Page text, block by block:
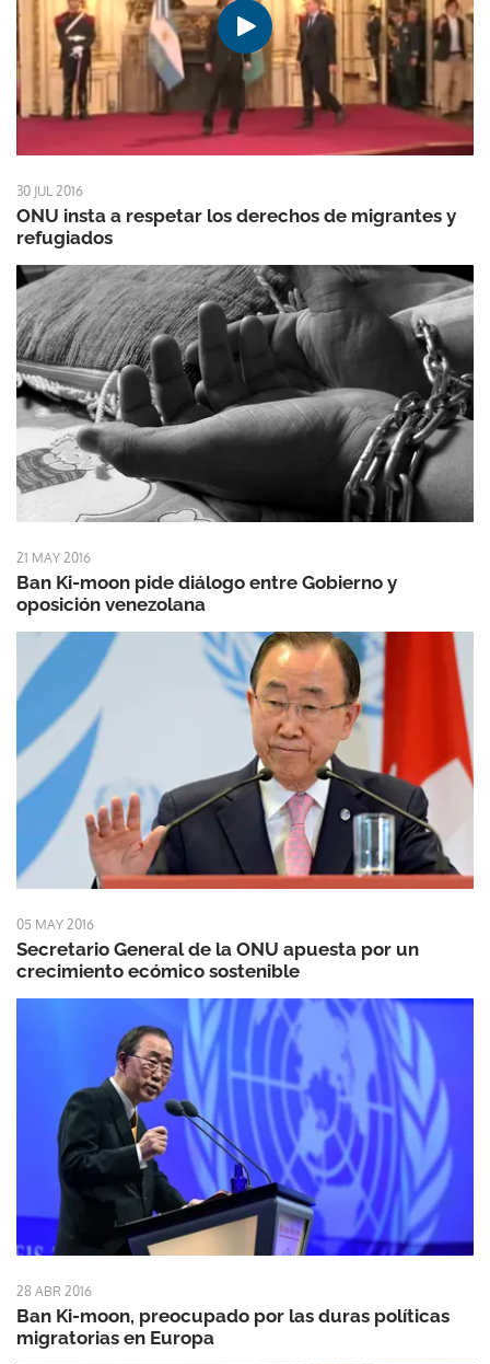
30 JUL 2016
ONU insta a respetar los derechos de migrantes y
refugiados
21 MAY 2016
Ban Ki-moon pide diálogo entre Gobierno y
oposición venezolana
05 MAY 2016
Secretario General de la ONU apuesta por un
crecimiento ecómico sostenible
28 ABR 2016
Ban Ki-moon, preocupado por las duras políticas
migratorias en Europa